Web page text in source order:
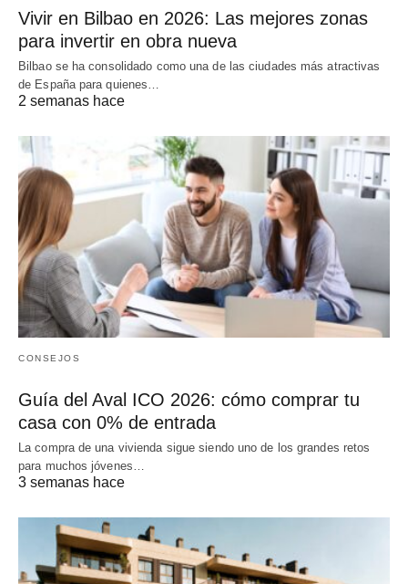
Vivir en Bilbao en 2026: Las mejores zonas
para invertir en obra nueva
Bilbao se ha consolidado como una de las ciudades más atractivas
de España para quienes…
2 semanas hace
CONSEJOS
Guía del Aval ICO 2026: cómo comprar tu
casa con 0% de entrada
La compra de una vivienda sigue siendo uno de los grandes retos
para muchos jóvenes…
3 semanas hace